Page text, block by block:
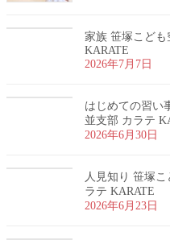
家族 笹塚こど
KARATE
2026年7月7日
はじめての習い
並支部 カラテ
2026年6月30日
人見知り 笹塚
ラテ KARATE
2026年6月23日